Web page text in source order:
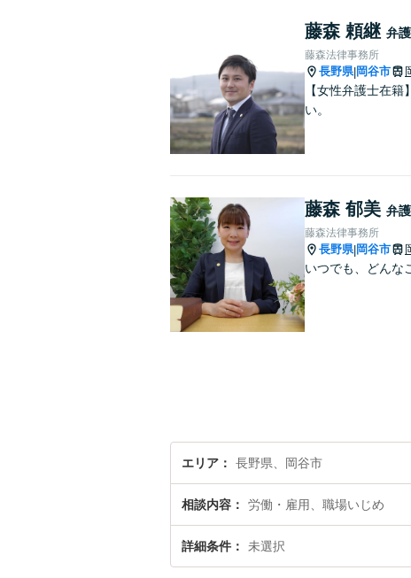
藤森 頼継 弁
藤森法律事務所
長野県|岡谷市
【女性弁護士在
い。
藤森 郁美 弁
藤森法律事務所
長野県|岡谷市
いつでも、どんな
エリア 長野県、岡谷市
相談内容 労働・雇用、職場いじめ
詳細条件 未選択